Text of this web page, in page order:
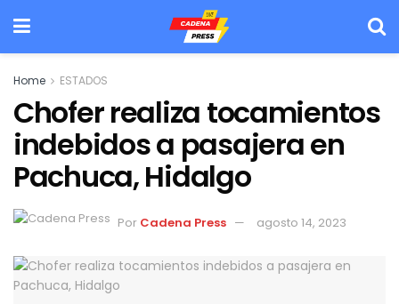
Home ESTADOS
Chofer realiza tocamientos
indebidos a pasajera en
Pachuca, Hidalgo
Por Cadena Press agosto 14, 2023